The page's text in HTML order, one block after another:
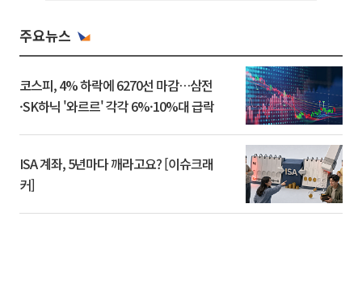
주요뉴스
코스피, 4% 하락에 6270선 마감…삼전
·SK하닉 '와르르' 각각 6%·10%대 급락
ISA 계좌, 5년마다 깨라고요? [이슈크래
커]